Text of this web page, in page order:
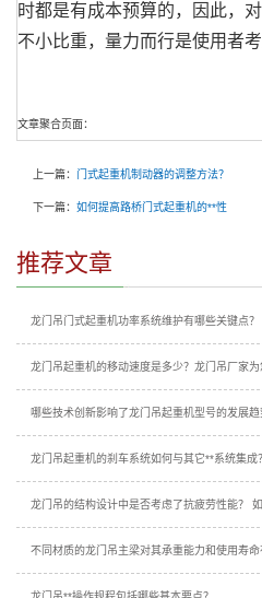
时都是有成本预算的，因此，
不小比重，量力而行是使用者
文章聚合页面：
上一篇： 门式起重机制动器的调整方法？
下一篇： 如何提高路桥门式起重机的**性
推荐文章
龙门吊门式起重机功率系统维护有哪些关键点？
龙门吊起重机的移动速度是多少？龙门吊厂家为
哪些技术创新影响了龙门吊起重机型号的发展
龙门吊起重机的刹车系统如何与其它**系统集成
龙门吊的结构设计中是否考虑了抗疲劳性能？
不同材质的龙门吊主梁对其承重能力和使用寿命